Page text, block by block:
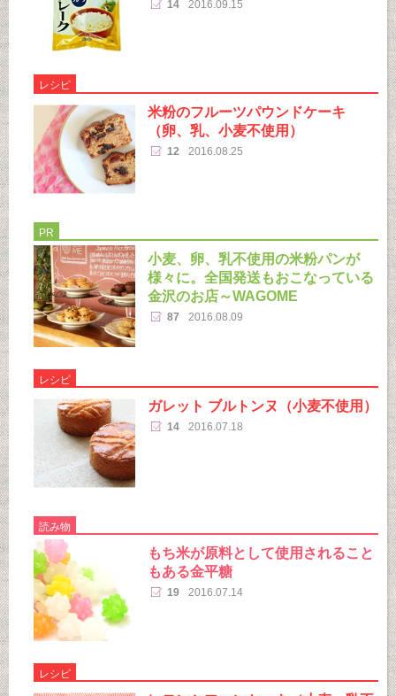
14 2016.09.15
レシピ
米粉のフルーツパウンドケーキ
（卵、乳、小麦不使用）
12 2016.08.25
PR
小麦、卵、乳不使用の米粉パンが
様々に。全国発送もおこなっている
金沢のお店～WAGOME
87 2016.08.09
レシピ
ガレット ブルトンヌ（小麦不使用）
14 2016.07.18
読み物
もち米が原料として使用されること
もある金平糖
19 2016.07.14
レシピ